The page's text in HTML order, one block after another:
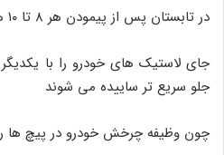
در تابستان پس از پیمودن هر ۸ تا ۱۰ هزار کیلومتر،
جای لاستیک های خودرو را با
جلو سریع تر ساییده می شوند
چون وظیفه چرخش خودرو در پیچ ها